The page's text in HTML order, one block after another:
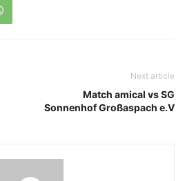
Next article
Match amical vs SG
Sonnenhof Großaspach e.V